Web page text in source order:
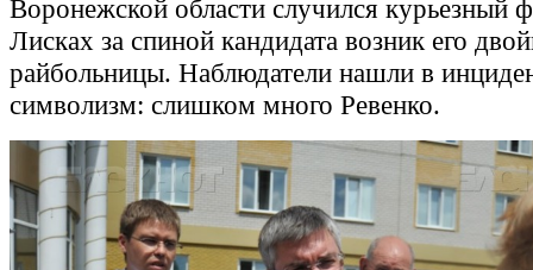
Воронежской области случился курьезный
Лисках за спиной кандидата возник его
райбольницы. Наблюдатели нашли в
символизм: слишком много Ревенко.